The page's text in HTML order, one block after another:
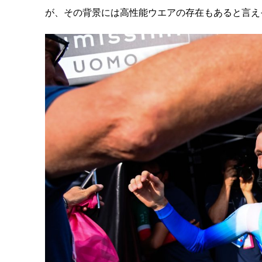
が、その背景には高性能ウエアの存在もあると言